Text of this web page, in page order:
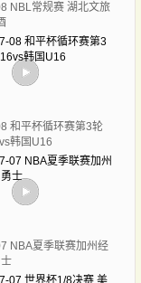
NBL常规赛 湖北文旅
和平杯循环赛第3轮
韩国U16
NBA夏季联赛加州经